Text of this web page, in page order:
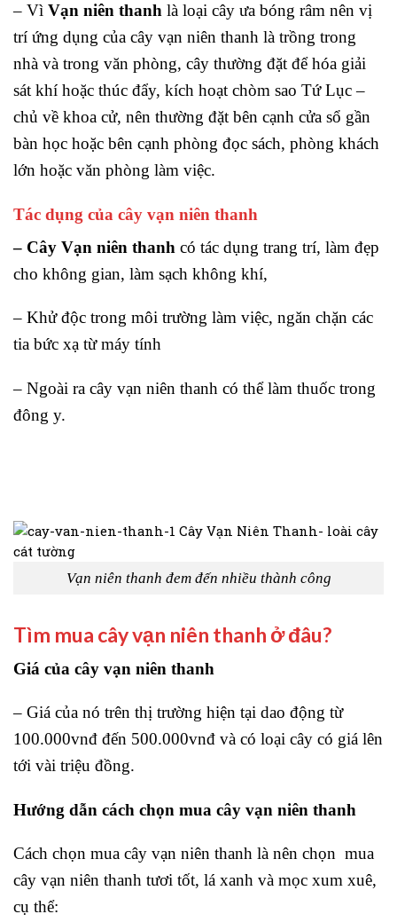
– Vì Vạn niên thanh là loại cây ưa bóng râm nên vị
trí ứng dụng của cây vạn niên thanh là trồng trong
nhà và trong văn phòng, cây thường đặt để hóa giải
sát khí hoặc thúc đẩy, kích hoạt chòm sao Tứ Lục –
chủ về khoa cử, nên thường đặt bên cạnh cửa sổ gần
bàn học hoặc bên cạnh phòng đọc sách, phòng khách
lớn hoặc văn phòng làm việc.
Tác dụng của cây vạn niên thanh
– Cây Vạn niên thanh có tác dụng trang trí, làm đẹp
cho không gian, làm sạch không khí,
– Khử độc trong môi trường làm việc, ngăn chặn các
tia bức xạ từ máy tính
– Ngoài ra cây vạn niên thanh có thể làm thuốc trong
đông y.
Vạn niên thanh đem đến nhiều thành công
Tìm mua cây vạn niên thanh ở đâu?
Giá của cây vạn niên thanh
– Giá của nó trên thị trường hiện tại dao động từ
100.000vnđ đến 500.000vnđ và có loại cây có giá lên
tới vài triệu đồng.
Hướng dẫn cách chọn mua cây vạn niên thanh
Cách chọn mua cây vạn niên thanh là nên chọn mua
cây vạn niên thanh tươi tốt, lá xanh và mọc xum xuê,
cụ thể: